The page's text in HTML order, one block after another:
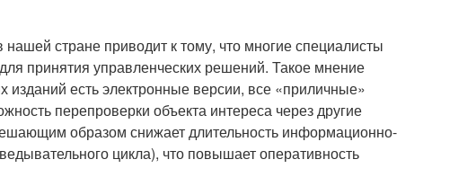
стране приводит к тому, что многие специалисты
принятия управленческих решений. Такое мнение
изданий есть электронные версии, все «приличные»
перепроверки объекта интереса через другие
образом снижает длительность информационно-
цикла), что повышает оперативность